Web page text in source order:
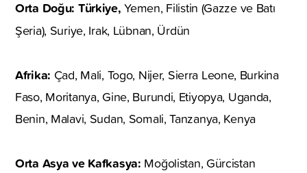
Orta Doğu: Türkiye,Yemen, Filistin (Gazze ve Batı
Şeria), Suriye, Irak, Lübnan, Ürdün
Afrika: Çad, Mali, Togo, Nijer, Sierra Leone, Burkina
Faso, Moritanya, Gine, Burundi, Etiyopya, Uganda,
Benin, Malavi, Sudan, Somali, Tanzanya, Kenya
Orta Asya ve Kafkasya: Moğolistan, Gürcistan